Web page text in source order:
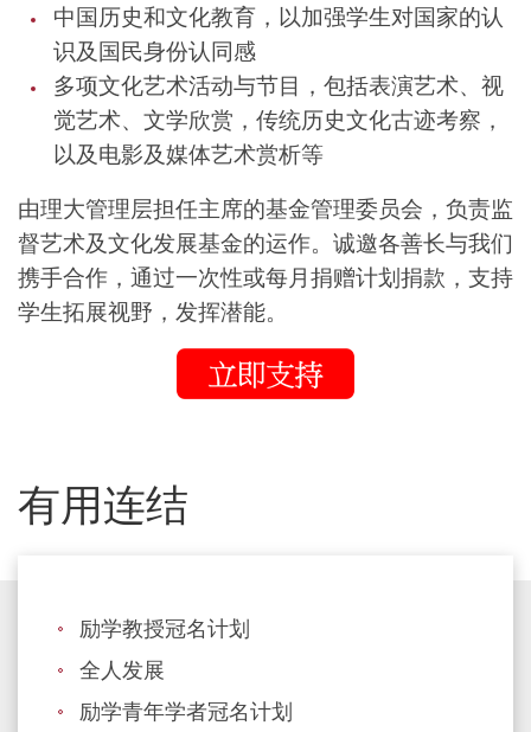
中国历史和文化教育，以加强学生对国家的认
识及国民身份认同感
多项文化艺术活动与节目，包括表演艺术、视
觉艺术、文学欣赏，传统历史文化古迹考察，
以及电影及媒体艺术赏析等
由理大管理层担任主席的基金管理委员会，负责监
督艺术及文化发展基金的运作。诚邀各善长与我们
携手合作，通过一次性或每月捐赠计划捐款，支持
学生拓展视野，发挥潜能。
有用连结
励学教授冠名计划
全人发展
励学青年学者冠名计划